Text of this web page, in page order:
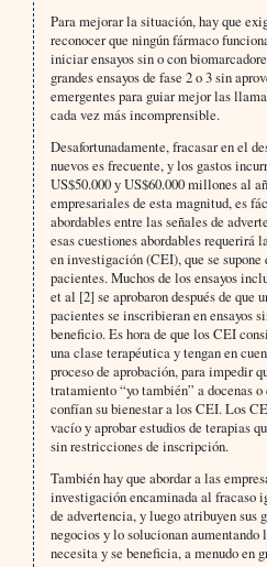
Para mejorar la situación, hay que
reconocer que ningún fármaco
iniciar ensayos sin o con
grandes ensayos de fase 2 o 3 sin
emergentes para guiar mejor las
cada vez más incomprensible.
Desafortunadamente, fracasar en el
nuevos es frecuente, y los gastos
US$50.000 y US$60.000 millones al
empresariales de esta magnitud, es
abordables entre las señales de
esas cuestiones abordables requerirá
en investigación (CEI), que se supone
pacientes. Muchos de los ensayos
et al [2] se aprobaron después de que
pacientes se inscribieran en ensayos
beneficio. Es hora de que los CEI
una clase terapéutica y tengan en
proceso de aprobación, para impedir
tratamiento “yo también” a docenas
confían su bienestar a los CEI. Los
vacío y aprobar estudios de terapias
sin restricciones de inscripción.
También hay que abordar a las
investigación encaminada al fracaso
de advertencia, y luego atribuyen sus
negocios y lo solucionan aumentando
necesita y se beneficia, a menudo en